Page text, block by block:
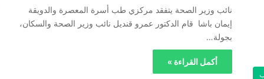
نائب وزير الصحة يتفقد مركزي طب أسرة المعصرة والدويقة
إيمان باشا قام الدكتور عمرو قنديل نائب وزير الصحة والسكان،
بجولة…
أكمل القراءة »